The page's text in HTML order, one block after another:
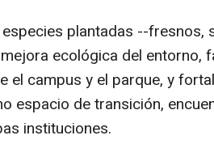
plantadas --fresnos,
ecológica del entorno,
el campus y el parque, y
espacio de transición,
instituciones.